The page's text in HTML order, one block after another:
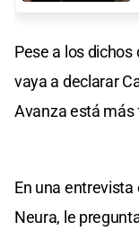
Pese a los
vaya a declarar
Avanza está más
En una
Neura, le